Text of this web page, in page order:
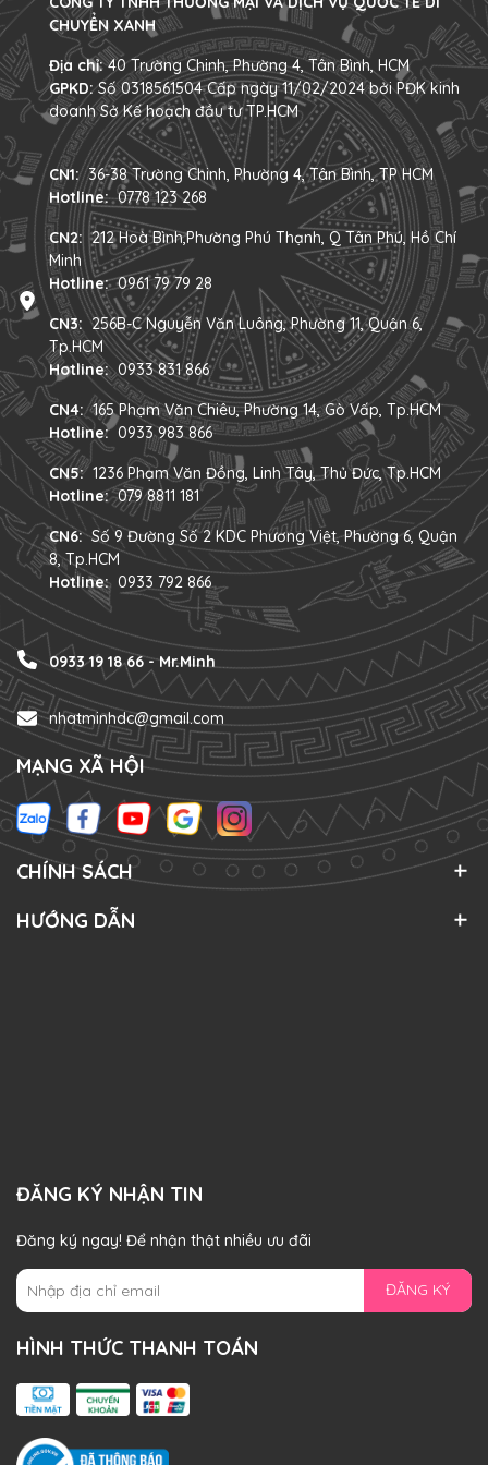
CHUYỂN XANH
Địa chỉ:40 Trường Chinh, Phường 4, Tân Bình, HCM
GPKD:Số 0318561504 Cấp ngày 11/02/2024 bởi PĐK kinh
doanh Sở Kế hoạch đầu tư TP.HCM
CN1: 36-38 Trường Chinh, Phường 4, Tân Bình, TP HCM
Hotline: 0778 123 268
CN2: 212 Hoà Bình,Phường Phú Thạnh, Q Tân Phú, Hồ Chí
Minh
Hotline: 0961 79 79 28
CN3: 256B-C Nguyễn Văn Luông, Phường 11, Quận 6,
Tp.HCM
Hotline: 0933 831 866
CN4: 165 Phạm Văn Chiêu, Phường 14, Gò Vấp, Tp.HCM
Hotline: 0933 983 866
CN5: 1236 Phạm Văn Đồng, Linh Tây, Thủ Đức, Tp.HCM
Hotline: 079 8811 181
CN6: Số 9 Đường Số 2 KDC Phương Việt, Phường 6, Quận
8, Tp.HCM
Hotline: 0933 792 866
0933 19 18 66 - Mr.Minh
nhatminhdc@gmail.com
MẠNG XÃ HỘI
CHÍNH SÁCH
HƯỚNG DẪN
ĐĂNG KÝ NHẬN TIN
Đăng ký ngay! Để nhận thật nhiều ưu đãi
ĐĂNG KÝ
HÌNH THỨC THANH TOÁN